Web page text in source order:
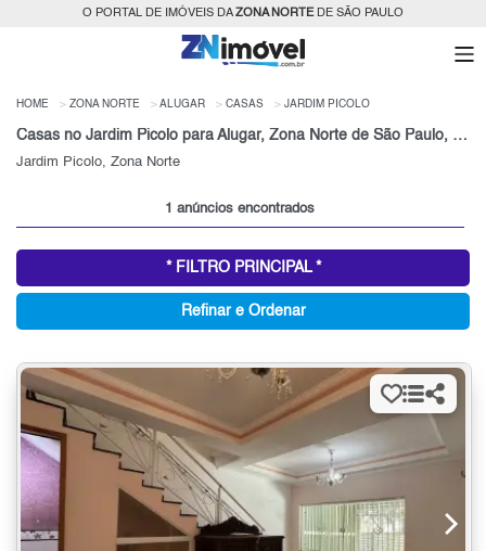
O PORTAL DE IMÓVEIS DAZONA NORTEDE SÃO PAULO
HOME ZONA NORTE ALUGAR CASAS JARDIM PICOLO
Casas no Jardim Picolo para Alugar, Zona Norte de São Paulo, SP
Jardim Picolo, Zona Norte
1 anúncios encontrados
* FILTRO PRINCIPAL *
Refinar e Ordenar